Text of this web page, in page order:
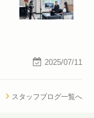
2025/07/11
スタッフブログ一覧へ